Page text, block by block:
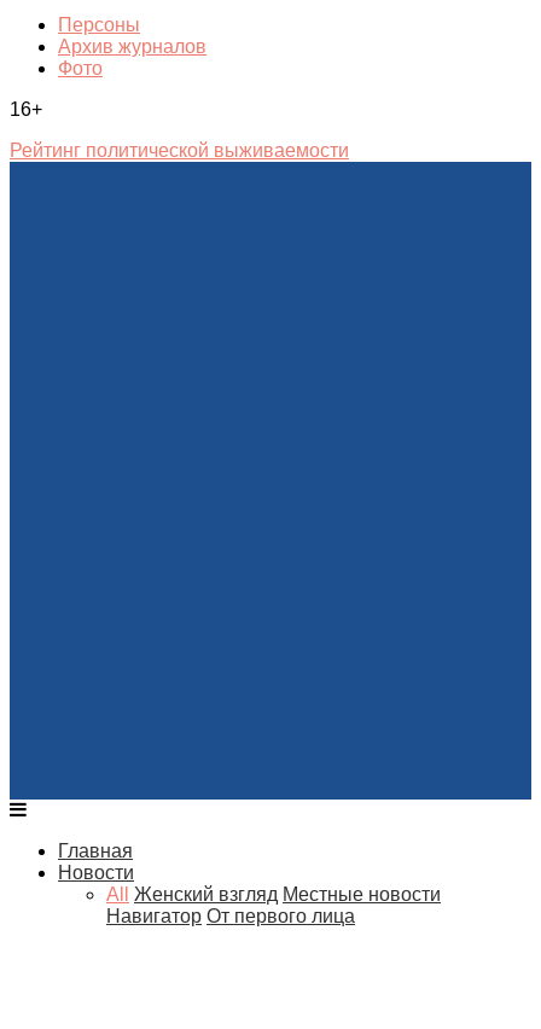
Персоны
Архив журналов
Фото
16+
Рейтинг политической выживаемости
Главная
Новости
All
Женский взгляд Местные новости
Навигатор От первого лица